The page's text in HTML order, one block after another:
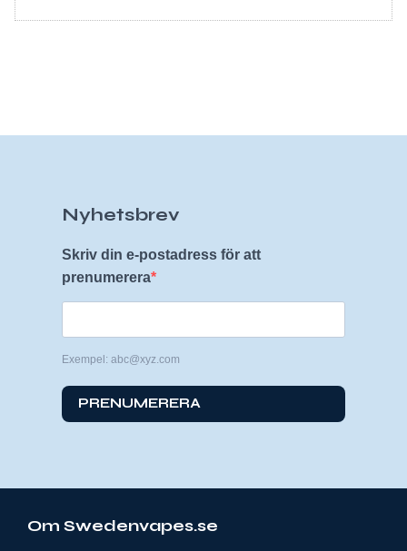
Nyhetsbrev
Skriv din e-postadress för att
prenumerera
Exempel: abc@xyz.com
PRENUMERERA
Om Swedenvapes.se